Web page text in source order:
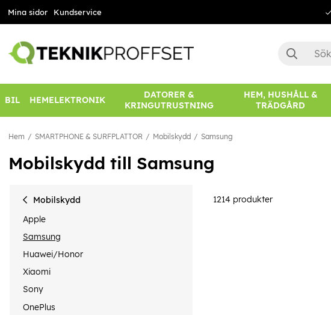
Mina sidor Kundservice
BIL HEMELEKTRONIK
DATORER &
KRINGUTRUSTNING
HEM, HUSHÅLL &
TRÄDGÅRD
Hem SMARTPHONE & SURFPLATTOR Mobilskydd Samsung
Mobilskydd till Samsung
Mobilskydd
Apple
Samsung
Huawei/Honor
Xiaomi
Sony
OnePlus
1214 produkter